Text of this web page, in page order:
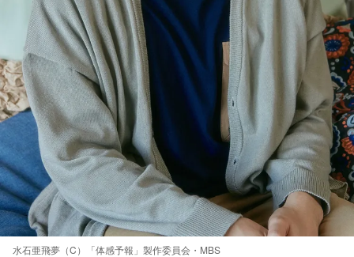
水石亜飛夢（C）「体感予報」製作委員会・MBS